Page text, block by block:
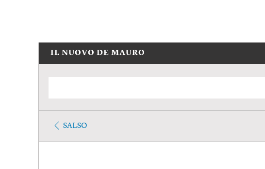
IL NUOVO DE MAURO
SALSO